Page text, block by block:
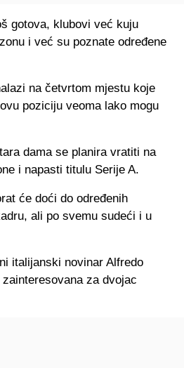
gotova, klubovi već kuju
i već su poznate određene
na četvrtom mjestu koje
poziciju veoma lako mogu
dama se planira vratiti na
i napasti titulu Serije A.
će doći do određenih
ali po svemu sudeći i u
italijanski novinar Alfredo
za dvojac